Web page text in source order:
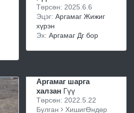
Төрсөн: 2025.6.6
Эцэг: Аргамаг Жижиг
хүрэн
Эх: Аргамаг Дг бор
Аргамаг шарга
халзан Гүү
Төрсөн: 2022.5.22
Булган
ХишигӨндөр